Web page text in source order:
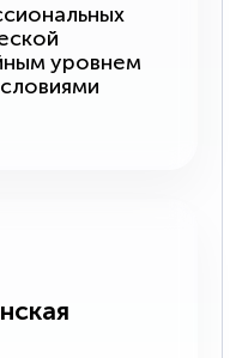
уровнем